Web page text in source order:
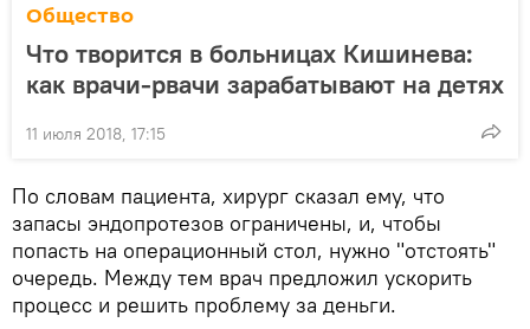
Общество
Что творится в больницах Кишинева:
как врачи-рвачи зарабатывают на детях
11 июля 2018, 17:15
По словам пациента, хирург сказал ему, что
запасы эндопротезов ограничены, и, чтобы
попасть на операционный стол, нужно "отстоять"
очередь. Между тем врач предложил ускорить
процесс и решить проблему за деньги.